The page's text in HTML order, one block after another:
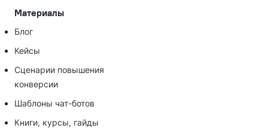
Материалы
Блог
Кейсы
Сценарии повышения
конверсии
Шаблоны чат-ботов
Книги, курсы, гайды